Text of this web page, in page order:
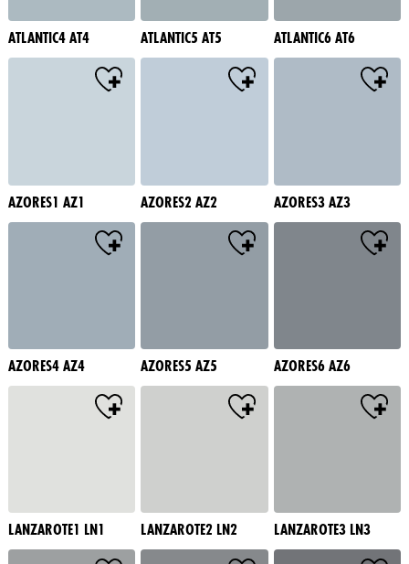
ATLANTIC4 AT4 ATLANTIC5 AT5 ATLANTIC6 AT6
AZORES1 AZ1 AZORES2 AZ2 AZORES3 AZ3
AZORES4 AZ4 AZORES5 AZ5 AZORES6 AZ6
LANZAROTE1 LN1 LANZAROTE2 LN2 LANZAROTE3 LN3